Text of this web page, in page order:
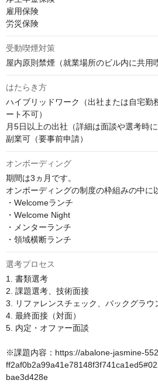
雇用保険
労災保険
受動喫煙対策
屋内原則禁煙（就業場所のビル内に共用
はたらき方
ハイブリッドワーク（出社または自宅勤
ート不可）
月5日以上の出社（詳細は面談や選考時
副業可（要事前申請）
オンボーディング
期間は3ヵ月です。
オンボーディングの制度の枠組みの中に
・Welcomeランチ
・Welcome Night
・メンターランチ
・領域横断ランチ
選考プロセス
1. 書類選考
2. 課題選考、技術面接
3. リファレンスチェック、バックグラウ
4. 最終面接（対面）
5. 内定・オファー面談
※課題内容：https://abalone-jasmine-
bae3d428e